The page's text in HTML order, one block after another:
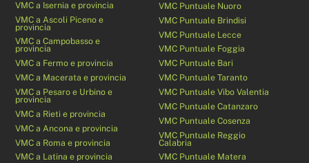
VMC a Isernia e provincia
VMC a Ascoli Piceno e
provincia
VMC a Campobasso e
provincia
VMC a Fermo e provincia
VMC a Macerata e provincia
VMC a Pesaro e Urbino e
provincia
VMC a Rieti e provincia
VMC a Ancona e provincia
VMC a Roma e provincia
VMC a Latina e provincia
VMC Puntuale Nuoro
VMC Puntuale Brindisi
VMC Puntuale Lecce
VMC Puntuale Foggia
VMC Puntuale Bari
VMC Puntuale Taranto
VMC Puntuale Vibo Valentia
VMC Puntuale Catanzaro
VMC Puntuale Cosenza
VMC Puntuale Reggio
Calabria
VMC Puntuale Matera